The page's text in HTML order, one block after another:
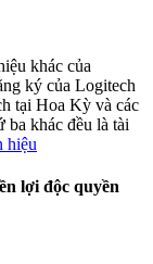
khác của
ký của Logitech
tại Hoa Kỳ và các
ba khác đều là tài
hiệu
lợi độc quyền